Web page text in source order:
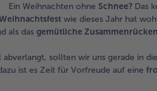
Ein Weihnachten ohne Schnee? Das
wie dieses Jahr hat
als das gemütliche Zusammenrücken
abverlangt, sollten wir uns gerade in
ist es Zeit für Vorfreude auf eine